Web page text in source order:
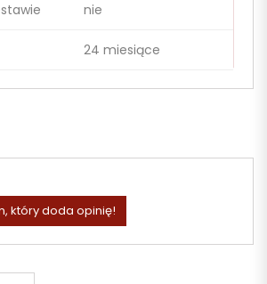
nie
24 miesiące
który doda opinię!